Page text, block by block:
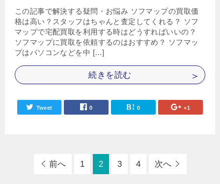
この記事で解決する疑問・お悩み ソフマップの買取価
格は高い？スタッフはちゃんと査定してくれる？ ソフ
マップで宅配買取を利用する時はどうすればいいの？
ソフマップに買取を依頼するのはおすすめ？ ソフマッ
プはパソコンなどを中 […]
続きを読む
Tweet 0 0 +1
前へ 1 2 3 4 次へ